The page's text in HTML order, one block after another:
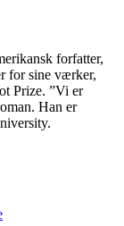
forfatter,
for sine værker,
Prize. ”Vi er
Han er